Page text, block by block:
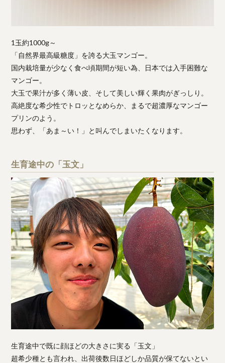
1玉約1000g～
「自然界最高級糖度」を誇る大玉マンゴー。
国内栽培量が少なく食べ頃期間が短い為、日本では入手困難な
マンゴー。
大玉で果汁が多く薄い皮、そして美しい輝く果肉がぎっしり。
高絶度な希少性でトロッとなめらか、まるで超濃厚なマンゴー
プリンのよう。
思わず、「あま～い！」と叫んでしまいたくなります。
生育途中の「玉文」
生育途中で既に顔ほどの大きさに実る「玉文」
超希少種とも言われ、出荷後数日ほどしか品質が保てないとい